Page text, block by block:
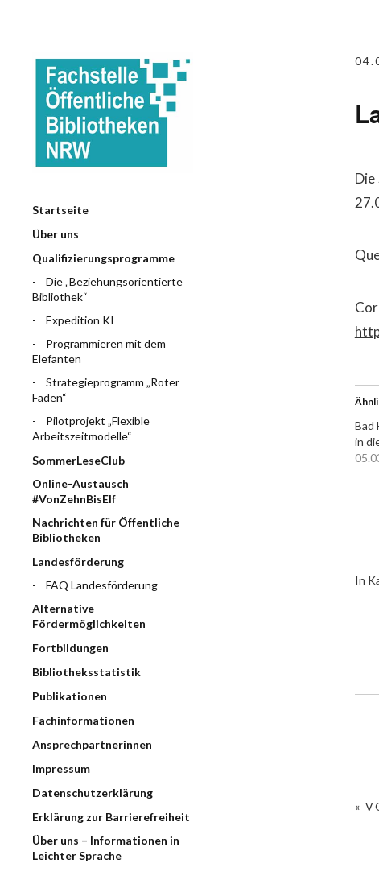
Startseite
Über uns
Qualifizierungsprogramme
Die „Beziehungsorientierte
Bibliothek“
Expedition KI
Programmieren mit dem
Elefanten
Strategieprogramm „Roter
Faden“
Pilotprojekt „Flexible
Arbeitszeitmodelle“
SommerLeseClub
Online-Austausch
#VonZehnBisElf
Nachrichten für Öffentliche
Bibliotheken
Landesförderung
FAQ Landesförderung
Alternative
Fördermöglichkeiten
Fortbildungen
Bibliotheksstatistik
Publikationen
Fachinformationen
Ansprechpartnerinnen
Impressum
Datenschutzerklärung
Erklärung zur Barrierefreiheit
Über uns – Informationen in
Leichter Sprache
Die
Bad
in
In
«